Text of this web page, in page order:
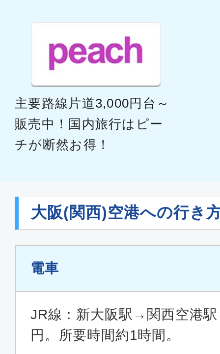
主要路線片道3,000円台～
販売中！国内旅行はピー
チが断然お得！
大阪(関西)空港への行き
電車
JR線：新大阪駅→関西空港
円。所要時間約1時間。